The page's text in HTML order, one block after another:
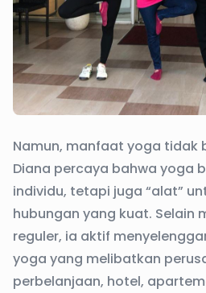
Namun, manfaat yoga tidak
Diana percaya bahwa yoga
individu, tetapi juga “alat”
hubungan yang kuat. Selain
reguler, ia aktif
yoga yang melibatkan
perbelanjaan, hotel,